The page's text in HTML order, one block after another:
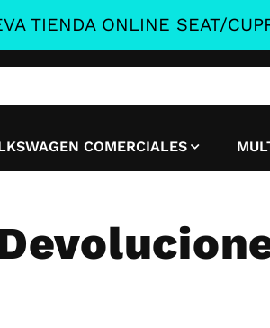
TIENDA ONLINE SEAT/
COMERCIALES